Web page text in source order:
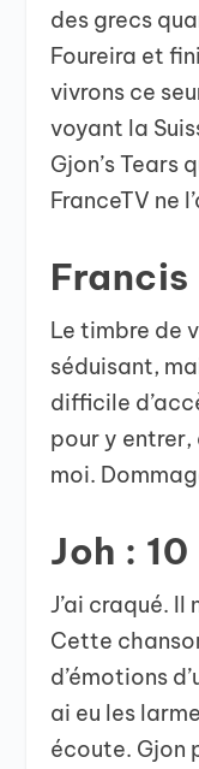
des grecs
Foureira et
vivrons ce
voyant la
Gjon’s Tears
FranceTV ne
Francis
Le timbre de
séduisant,
difficile
pour y entrer,
moi.
Joh : 10
J’ai craqué. Il
Cette
d’émotions
ai eu les
écoute. Gjon